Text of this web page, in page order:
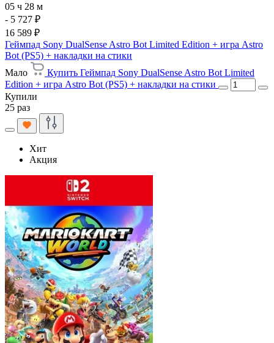
05 ч 28 м
- 5 727 ₽
16 589 ₽
Геймпад Sony DualSense Astro Bot Limited Edition + игра Astro
Bot (PS5) + накладки на стики
Мало
Купить Геймпад Sony DualSense Astro Bot Limited
Edition + игра Astro Bot (PS5) + накладки на стики
Купили
25 раз
Хит
Акция